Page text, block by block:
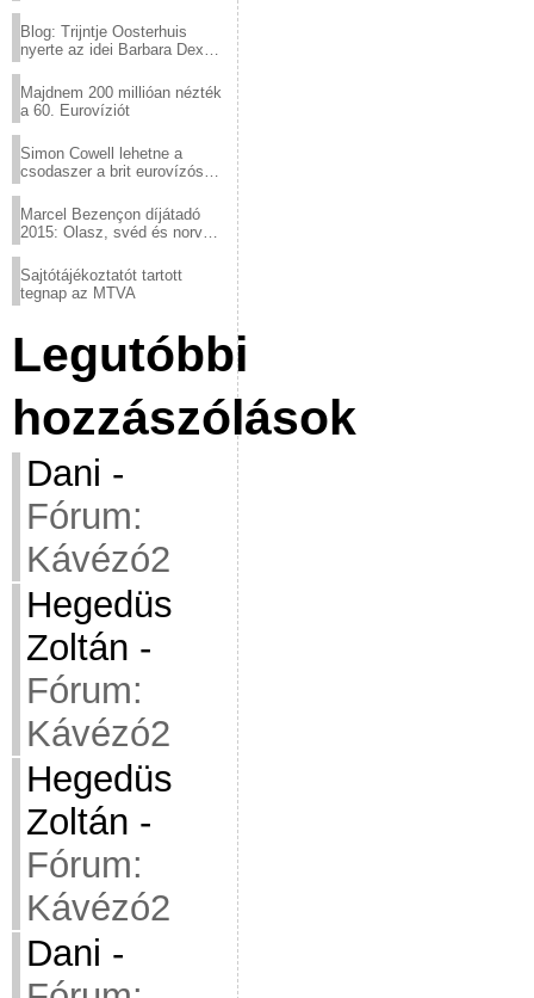
Blog: Trijntje Oosterhuis
nyerte az idei Barbara Dex
Majdnem 200 millióan nézték
a 60. Eurovíziót
Simon Cowell lehetne a
csodaszer a brit eurovízós
Marcel Bezençon díjátadó
2015: Olasz, svéd és norvég
Sajtótájékoztatót tartott
tegnap az MTVA
Legutóbbi
hozzászólások
Dani -
Fórum:
Kávézó2
Hegedüs
Zoltán -
Fórum:
Kávézó2
Hegedüs
Zoltán -
Fórum:
Kávézó2
Dani -